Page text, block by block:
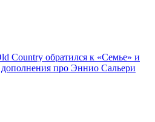
Country обратился к «Семье» и
про Эннио Сальери